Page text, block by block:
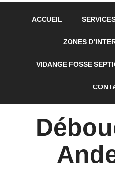
ACCUEIL
ZONES
VIDANGE FOSSE